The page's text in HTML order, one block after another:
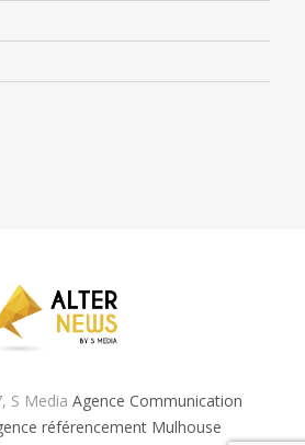
S Media Agence Communication
référencement Mulhouse